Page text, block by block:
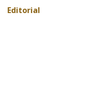
Editorial